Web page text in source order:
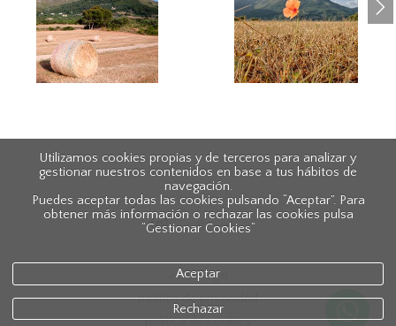
aviso legal
política de privacidad
política de cookies
Utilizamos cookies propias y de terceros para analizar y
gestionar nuestros contenidos en base a tus hábitos de
navegación.
Puedes aceptar todas las cookies pulsando “Aceptar”. Para
obtener más información o rechazar las cookies pulsa
“Gestionar Cookies“
Aceptar
Rechazar